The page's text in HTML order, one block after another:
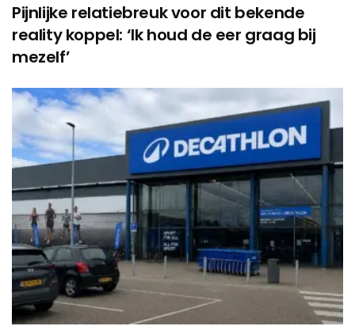
Pijnlijke relatiebreuk voor dit bekende
reality koppel: ‘Ik houd de eer graag bij
mezelf’